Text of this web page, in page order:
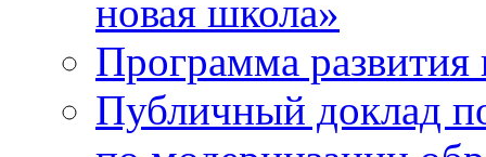
новая школа»
Программа
Публичный доклад